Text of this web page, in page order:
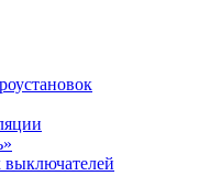
выключателей